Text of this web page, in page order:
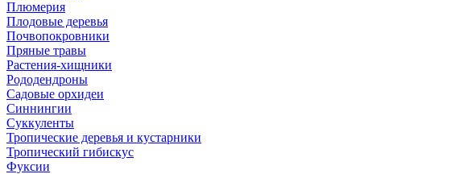
Плюмерия
Плодовые деревья
Почвопокровники
Пряные травы
Растения-хищники
Рододендроны
Садовые орхидеи
Синнингии
Суккуленты
Тропические деревья и кустарники
Тропический гибискус
Фуксии